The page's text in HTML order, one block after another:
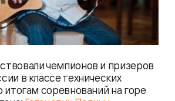
чемпионов и призеров
в классе технических
итогам соревнований на горе